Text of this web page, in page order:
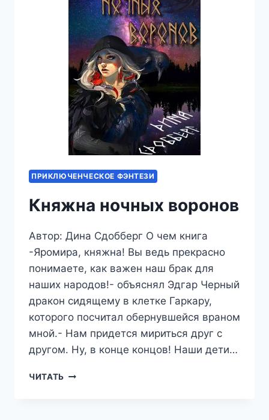
ПРИКЛЮЧЕНЧЕСКОЕ ФЭНТЕЗИ
Княжна ночных воронов
Автор: Дина Сдобберг О чем книга
-Яромира, княжна! Вы ведь прекрасно
понимаете, как важен наш брак для
наших народов!- объяснял Эдгар Черный
дракон сидящему в клетке Гаркару,
которого посчитал обернувшейся враном
мной.- Нам придется мириться друг с
другом. Ну, в конце концов! Наши дети…
ЧИТАТЬ КНЯЖНА